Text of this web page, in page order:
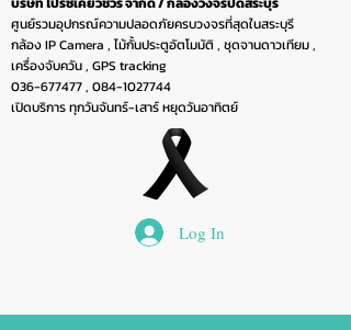
ศูนย์รวมอุปกรณ์ความปลอดภัยครบวงจรที่สุดในสระบุรี
กล้อง IP Camera , ไม้กั้นประตูอัตโมมัติ , ชุดจานดาวเทียม ,
เครื่องจับควัน , GPS tracking
036-677477, 084-1027744
เปิดบริการ ทุกวันจันทร์-เสาร์ หยุดวันอาทิตย์
Log In